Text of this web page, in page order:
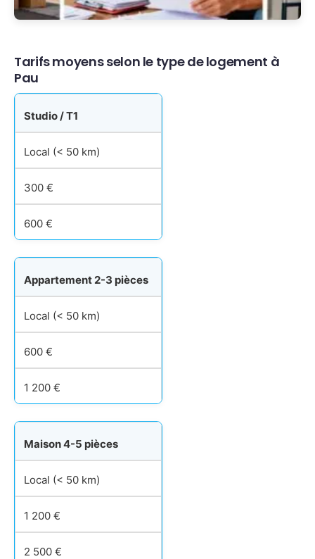
Tarifs moyens selon le type de logement à
Pau
Studio / T1
Local (< 50 km)
300 €
600 €
Appartement 2-3 pièces
Local (< 50 km)
600 €
1 200 €
Maison 4-5 pièces
Local (< 50 km)
1 200 €
2 500 €